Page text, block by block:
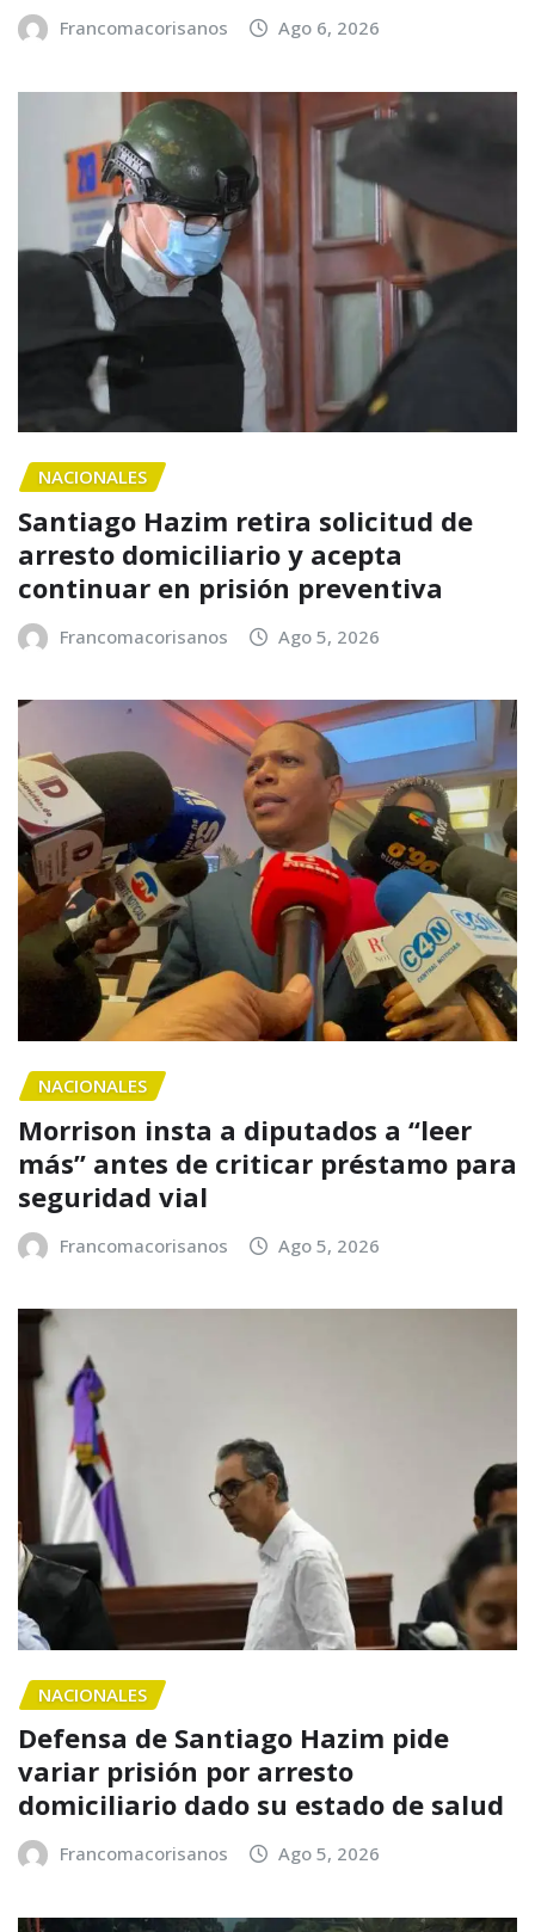
Francomacorisanos Ago 6, 2026
NACIONALES
Santiago Hazim retira solicitud de
arresto domiciliario y acepta
continuar en prisión preventiva
Francomacorisanos Ago 5, 2026
NACIONALES
Morrison insta a diputados a “leer
más” antes de criticar préstamo para
seguridad vial
Francomacorisanos Ago 5, 2026
NACIONALES
Defensa de Santiago Hazim pide
variar prisión por arresto
domiciliario dado su estado de salud
Francomacorisanos Ago 5, 2026